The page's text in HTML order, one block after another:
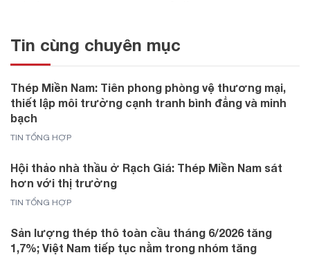
Tin cùng chuyên mục
Thép Miền Nam: Tiên phong phòng vệ thương mại,
thiết lập môi trường cạnh tranh bình đẳng và minh
bạch
TIN TỔNG HỢP
Hội thảo nhà thầu ở Rạch Giá: Thép Miền Nam sát
hơn với thị trường
TIN TỔNG HỢP
Sản lượng thép thô toàn cầu tháng 6/2026 tăng
1,7%; Việt Nam tiếp tục nằm trong nhóm tăng